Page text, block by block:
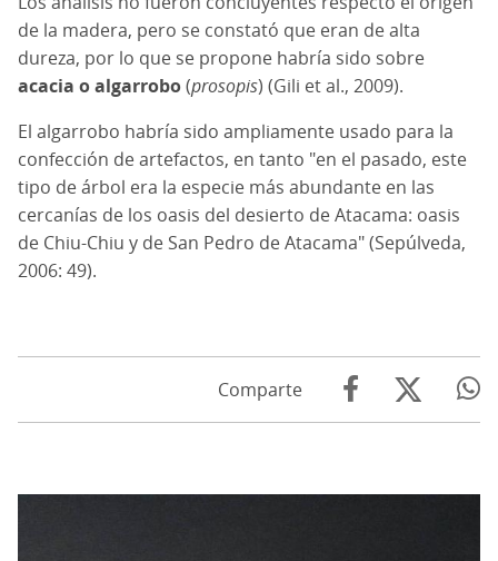
de la madera, pero se constató que eran de alta
dureza, por lo que se propone habría sido sobre
acacia o algarrobo(prosopis) (Gili et al., 2009).
El algarrobo habría sido ampliamente usado para la
confección de artefactos, en tanto "en el pasado, este
tipo de árbol era la especie más abundante en las
cercanías de los oasis del desierto de Atacama: oasis
de Chiu-Chiu y de San Pedro de Atacama" (Sepúlveda,
2006: 49).
Comparte